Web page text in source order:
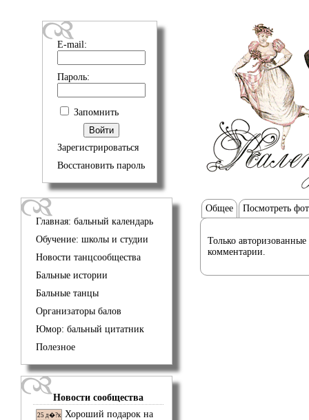
E-mail:
Пароль:
Запомнить
Зарегистрироваться
Восстановить пароль
Главная: бальный календарь
Обучение: школы и студии
Новости танцсообщества
Бальные истории
Бальные танцы
Организаторы балов
Юмор: бальный цитатник
Полезное
Новости сообщества
25 д�?к Хороший подарок на
Общее Посмотреть
Только авторизованные
комментарии.